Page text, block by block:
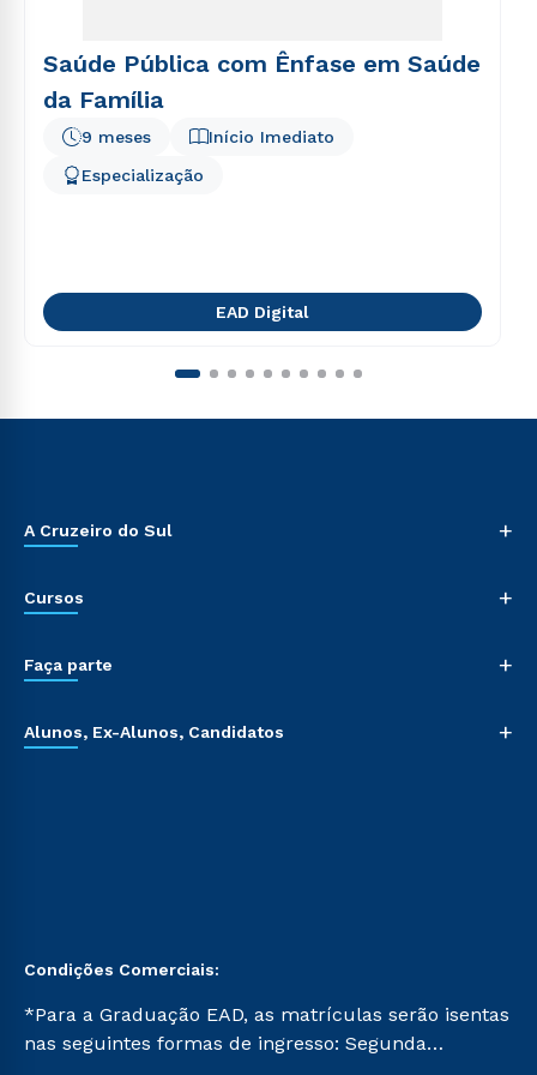
Saúde Pública com Ênfase em Saúde
da Família
Início Imediato
9 meses
Especialização
EAD Digital
A Cruzeiro do Sul +
Cursos +
Faça parte +
Alunos, Ex-Alunos, Candidatos +
Condições Comerciais:
*Para a Graduação EAD, as matrículas serão isentas
nas seguintes formas de ingresso: Segunda